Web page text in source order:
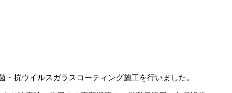
抗ウイルスガラスコーティング施工を行いました。